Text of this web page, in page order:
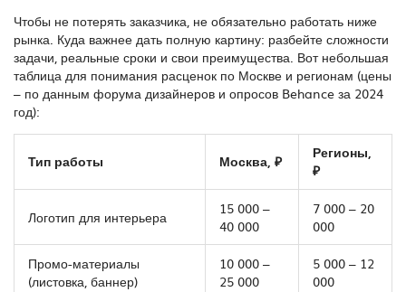
Чтобы не потерять заказчика, не обязательно работать ниже
рынка. Куда важнее дать полную картину: разбейте сложности
задачи, реальные сроки и свои преимущества. Вот небольшая
таблица для понимания расценок по Москве и регионам (цены
– по данным форума дизайнеров и опросов Behance за 2024
год):
Тип работы Москва, ₽
Регионы,
₽
Логотип для интерьера
15 000 –
40 000
7 000 – 20
000
Промо-материалы
(листовка, баннер)
10 000 –
25 000
5 000 – 12
000